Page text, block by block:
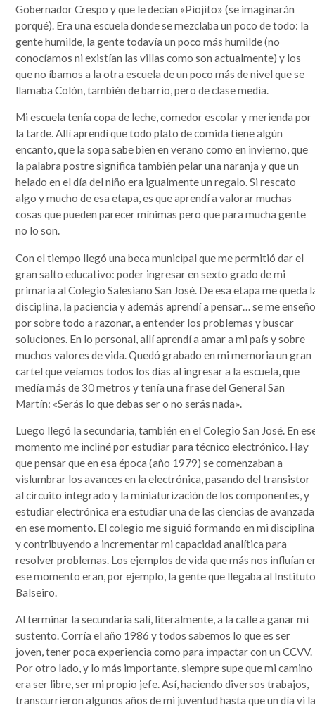
Gobernador Crespo y que le decían «Piojito» (se imaginarán
porqué). Era una escuela donde se mezclaba un poco de todo: la
gente humilde, la gente todavía un poco más humilde (no
conocíamos ni existían las villas como son actualmente) y los
que no íbamos a la otra escuela de un poco más de nivel que se
llamaba Colón, también de barrio, pero de clase media.
Mi escuela tenía copa de leche, comedor escolar y merienda por
la tarde. Allí aprendí que todo plato de comida tiene algún
encanto, que la sopa sabe bien en verano como en invierno, que
la palabra postre significa también pelar una naranja y que un
helado en el día del niño era igualmente un regalo. Si rescato
algo y mucho de esa etapa, es que aprendí a valorar muchas
cosas que pueden parecer mínimas pero que para mucha gente
no lo son.
Con el tiempo llegó una beca municipal que me permitió dar el
gran salto educativo: poder ingresar en sexto grado de mi
primaria al Colegio Salesiano San José. De esa etapa me queda
disciplina, la paciencia y además aprendí a pensar… se me
por sobre todo a razonar, a entender los problemas y buscar
soluciones. En lo personal, allí aprendí a amar a mi país y sobre
muchos valores de vida. Quedó grabado en mi memoria un gran
cartel que veíamos todos los días al ingresar a la escuela, que
medía más de 30 metros y tenía una frase del General San
Martín: «Serás lo que debas ser o no serás nada».
Luego llegó la secundaria, también en el Colegio San José. En
momento me incliné por estudiar para técnico electrónico. Hay
que pensar que en esa época (año 1979) se comenzaban a
vislumbrar los avances en la electrónica, pasando del transistor
al circuito integrado y la miniaturización de los componentes, y
estudiar electrónica era estudiar una de las ciencias de avanzada
en ese momento. El colegio me siguió formando en mi disciplina
y contribuyendo a incrementar mi capacidad analítica para
resolver problemas. Los ejemplos de vida que más nos influían
ese momento eran, por ejemplo, la gente que llegaba al
Balseiro.
Al terminar la secundaria salí, literalmente, a la calle a ganar mi
sustento. Corría el año 1986 y todos sabemos lo que es ser
joven, tener poca experiencia como para impactar con un CCVV.
Por otro lado, y lo más importante, siempre supe que mi camino
era ser libre, ser mi propio jefe. Así, haciendo diversos trabajos,
transcurrieron algunos años de mi juventud hasta que un día vi